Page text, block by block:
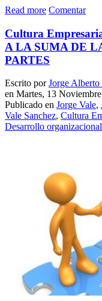
Read more Comentar
Cultura
A LA SUMA DE
PARTES
Escrito porJorge Alberto
en Martes, 13
Publicado en Jorge Vale,
Vale Sanchez, Cultura
Desarrollo organizacional